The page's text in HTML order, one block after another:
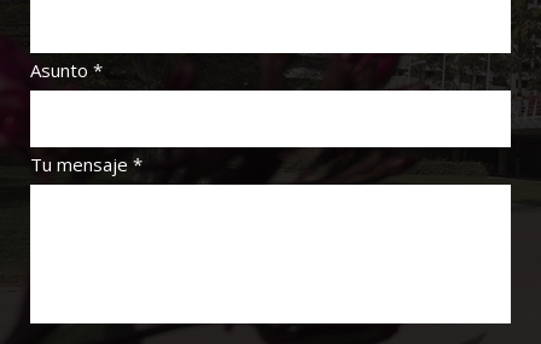
Asunto *
Tu mensaje *